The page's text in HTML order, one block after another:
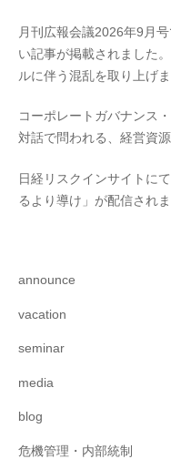
月刊広報会議2026年9月
い記事が掲載されました
ルに伴う混乱を取り上げ
コーポレートガバナンス
対話で問われる、経営資
日経リスクインサイトに
るより導け」が配信され
announce
vacation
seminar
media
blog
危機管理・内部統制